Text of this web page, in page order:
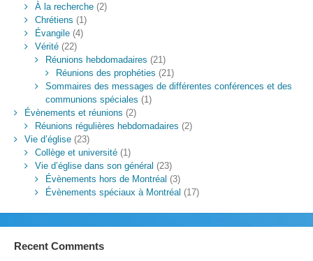
À la recherche(2)
Chrétiens (1)
Évangile(4)
Vérité(22)
Réunions hebdomadaires (21)
Réunions des prophéties (21)
Sommaires des messages de différentes conférences et des
communions spéciales (1)
Évènements et réunions (2)
Réunions régulières hebdomadaires (2)
Vie d’église(23)
Collège et université(1)
Vie d’église dans son général (23)
Évènements hors de Montréal (3)
Évènements spéciaux à Montréal (17)
Recent Comments